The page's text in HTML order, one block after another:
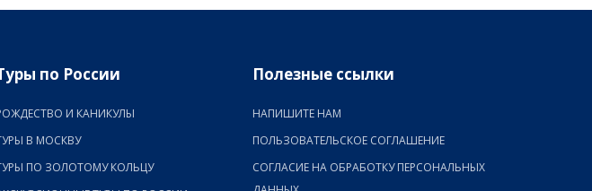
по России
И КАНИКУЛЫ
В МОСКВУ
ПО ЗОЛОТОМУ КОЛЬЦУ
Полезные ссылки
НАПИШИТЕ НАМ
ПОЛЬЗОВАТЕЛЬСКОЕ СОГЛАШЕНИЕ
СОГЛАСИЕ НА ОБРАБОТКУ ПЕРСОНАЛЬНЫХ